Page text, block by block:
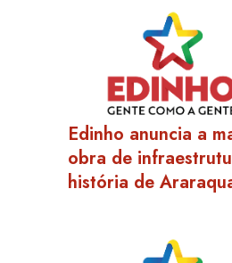
Edinho anuncia a
obra de
história de